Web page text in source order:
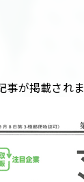
が掲載されま